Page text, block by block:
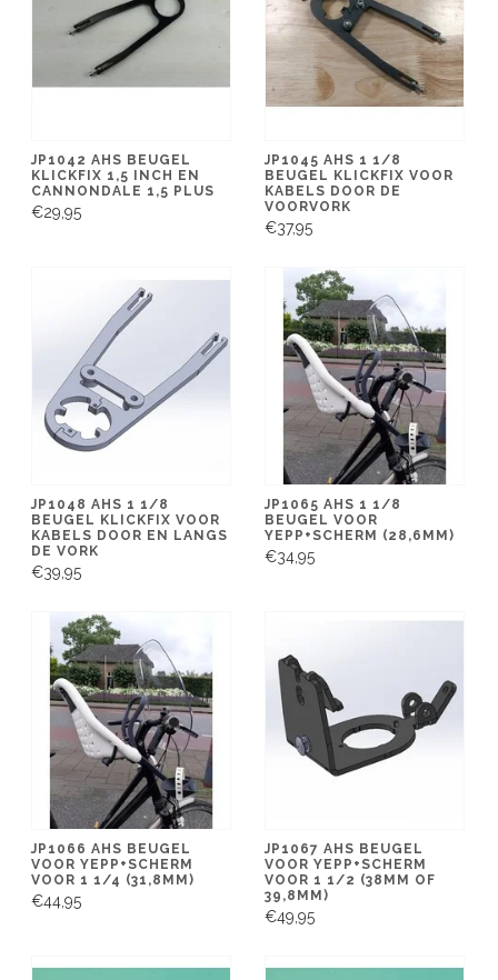
JP1042 AHS BEUGEL
KLICKFIX 1,5 INCH EN
CANNONDALE 1,5 PLUS
€29,95
JP1045 AHS 1 1/8
BEUGEL KLICKFIX VOOR
KABELS DOOR DE
VOORVORK
€37,95
JP1048 AHS 1 1/8
BEUGEL KLICKFIX VOOR
KABELS DOOR EN LANGS
DE VORK
€39,95
JP1065 AHS 1 1/8
BEUGEL VOOR
YEPP+SCHERM (28,6MM)
€34,95
JP1066 AHS BEUGEL
VOOR YEPP+SCHERM
VOOR 1 1/4 (31,8MM)
€44,95
JP1067 AHS BEUGEL
VOOR YEPP+SCHERM
VOOR 1 1/2 (38MM OF
39,8MM)
€49,95